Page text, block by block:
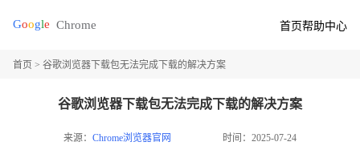
首页帮助中心
首页 > 谷歌浏览器下载包无法完成下载的解决方案
谷歌浏览器下载包无法完成下载的解决方案
来源：Chrome浏览器官网 时间：2025-07-24